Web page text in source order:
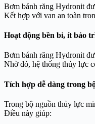
Bơm bánh răng Hydronit
Kết hợp với van an toàn
Hoạt động bền bỉ, ít bảo
Bơm bánh răng Hydronit
Nhờ đó, hệ thống thủy lực
Tích hợp dễ dàng trong
Trong bộ nguồn thủy lực
Điều này giúp: